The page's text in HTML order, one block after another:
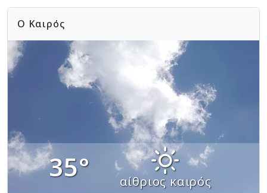
Ο Καιρός
35° αίθριος καιρός